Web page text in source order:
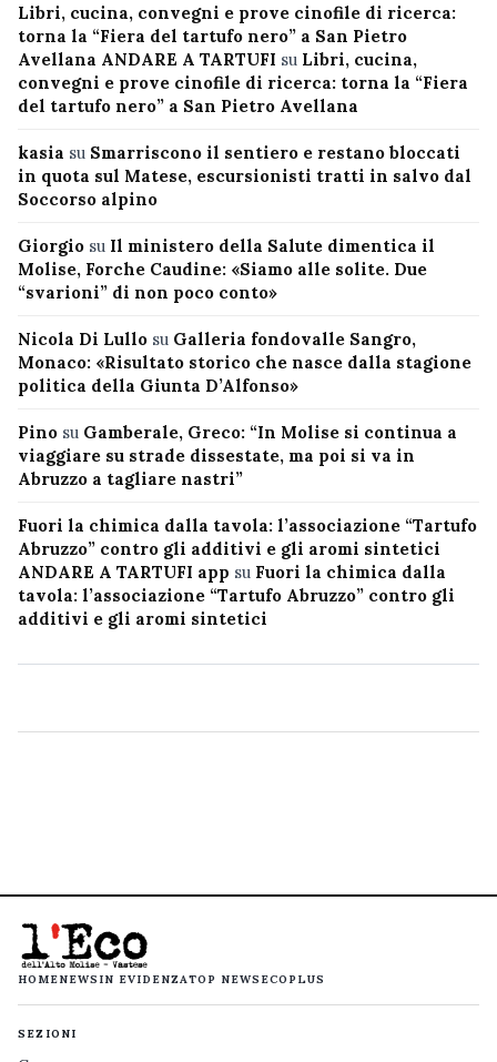
Libri, cucina, convegni e prove cinofile di ricerca:
torna la “Fiera del tartufo nero” a San Pietro
Avellana ANDARE A TARTUFI su Libri, cucina,
convegni e prove cinofile di ricerca: torna la “Fiera
del tartufo nero” a San Pietro Avellana
kasia su Smarriscono il sentiero e restano bloccati
in quota sul Matese, escursionisti tratti in salvo dal
Soccorso alpino
Giorgio su Il ministero della Salute dimentica il
Molise, Forche Caudine: «Siamo alle solite. Due
“svarioni” di non poco conto»
Nicola Di Lullo su Galleria fondovalle Sangro,
Monaco: «Risultato storico che nasce dalla stagione
politica della Giunta D’Alfonso»
Pino su Gamberale, Greco: “In Molise si continua a
viaggiare su strade dissestate, ma poi si va in
Abruzzo a tagliare nastri”
Fuori la chimica dalla tavola: l’associazione “Tartufo
Abruzzo” contro gli additivi e gli aromi sintetici
ANDARE A TARTUFI app su Fuori la chimica dalla
tavola: l’associazione “Tartufo Abruzzo” contro gli
additivi e gli aromi sintetici
HOMENEWS IN EVIDENZATOP NEWS ECOPLUS
SEZIONI